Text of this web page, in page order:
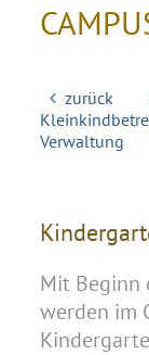
zurück
Verwaltung
Mit Beginn
werden im